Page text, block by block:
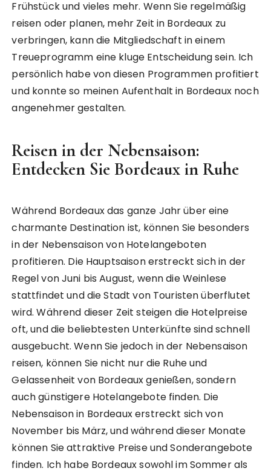
Frühstück und vieles mehr. Wenn Sie regelmäßig
reisen oder planen, mehr Zeit in Bordeaux zu
verbringen, kann die Mitgliedschaft in einem
Treueprogramm eine kluge Entscheidung sein. Ich
persönlich habe von diesen Programmen profitiert
und konnte so meinen Aufenthalt in Bordeaux noch
angenehmer gestalten.
Reisen in der Nebensaison:
Entdecken Sie Bordeaux in Ruhe
Während Bordeaux das ganze Jahr über eine
charmante Destination ist, können Sie besonders
in der Nebensaison von Hotelangeboten
profitieren. Die Hauptsaison erstreckt sich in der
Regel von Juni bis August, wenn die Weinlese
stattfindet und die Stadt von Touristen überflutet
wird. Während dieser Zeit steigen die Hotelpreise
oft, und die beliebtesten Unterkünfte sind schnell
ausgebucht. Wenn Sie jedoch in der Nebensaison
reisen, können Sie nicht nur die Ruhe und
Gelassenheit von Bordeaux genießen, sondern
auch günstigere Hotelangebote finden. Die
Nebensaison in Bordeaux erstreckt sich von
November bis März, und während dieser Monate
können Sie attraktive Preise und Sonderangebote
finden. Ich habe Bordeaux sowohl im Sommer als